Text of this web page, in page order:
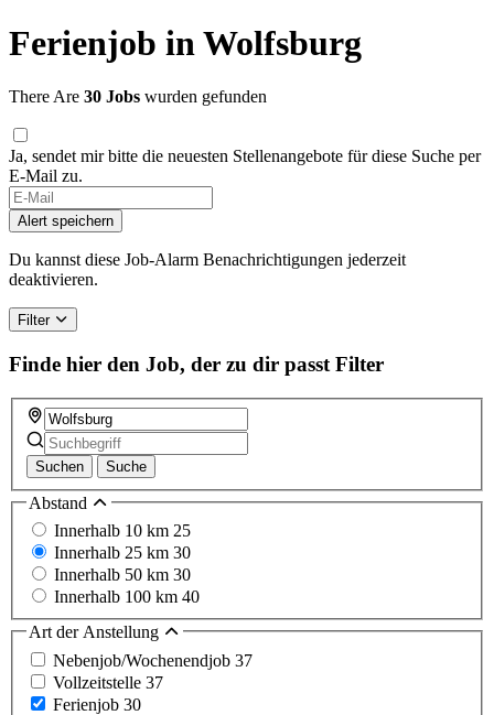
Ferienjob in Wolfsburg
There Are 30 Jobs wurden gefunden
Ja, sendet mir bitte die neuesten Stellenangebote für diese Suche per
E-Mail zu.
Alert speichern
Du kannst diese Job-Alarm Benachrichtigungen jederzeit
deaktivieren.
Filter
Finde hier den Job, der zu dir passt Filter
Suchen Suche
Abstand
Innerhalb 10 km 25
Innerhalb 25 km 30
Innerhalb 50 km 30
Innerhalb 100 km 40
Art der Anstellung
Nebenjob/Wochenendjob 37
Vollzeitstelle 37
Ferienjob 30